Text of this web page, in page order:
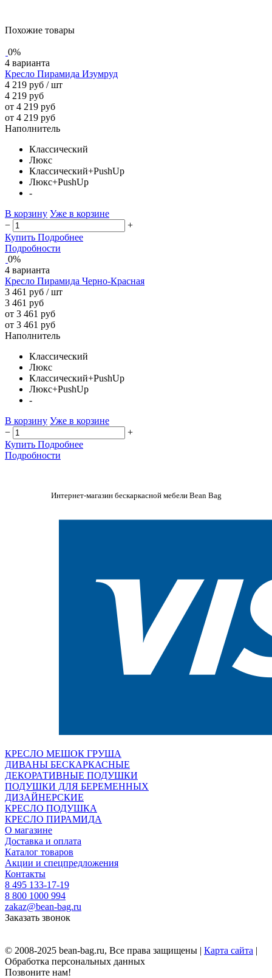
Похожие товары
0%
4 варианта
Кресло Пирамида Изумруд
4 219 руб / шт
4 219 руб
от 4 219 руб
от 4 219 руб
Наполнитель
Классический
Люкс
Классический+PushUp
Люкс+PushUp
-
В корзину Уже в корзине
−
+
Купить Подробнее
Подробности
0%
4 варианта
Кресло Пирамида Черно-Красная
3 461 руб / шт
3 461 руб
от 3 461 руб
от 3 461 руб
Наполнитель
Классический
Люкс
Классический+PushUp
Люкс+PushUp
-
В корзину Уже в корзине
−
+
Купить Подробнее
Подробности
Интернет-магазин бескаркасной мебели Bean Bag
КРЕСЛО МЕШОК ГРУША
ДИВАНЫ БЕСКАРКАСНЫЕ
ДЕКОРАТИВНЫЕ ПОДУШКИ
ПОДУШКИ ДЛЯ БЕРЕМЕННЫХ
ДИЗАЙНЕРСКИЕ
КРЕСЛО ПОДУШКА
КРЕСЛО ПИРАМИДА
О магазине
Доставка и оплата
Каталог товаров
Акции и спецпредложения
Контакты
8 495 133-17-19
8 800 1000 994
zakaz@bean-bag.ru
Заказать звонок
© 2008-2025 bean-bag.ru, Все права защищены | Карта сайта |
Обработка персональных данных
Позвоните нам!